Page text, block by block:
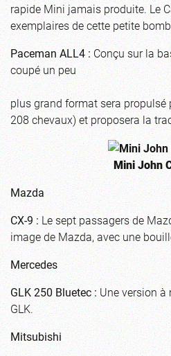
rapide Mini jamais produite. Le
exemplaires de cette petite
Paceman ALL4 :Conçu sur la
coupé un peu
plus grand format sera propulsé
208 chevaux) et proposera la
Mini John
Mazda
CX-9 :Le sept passagers de
image de Mazda, avec une
Mercedes
GLK 250 Bluetec :Une version à
GLK.
Mitsubishi